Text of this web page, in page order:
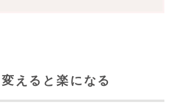
えると楽になる